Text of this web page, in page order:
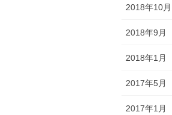
2018年10月
2018年9月
2018年1月
2017年5月
2017年1月